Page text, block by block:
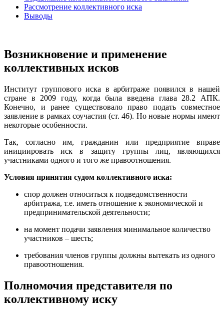
Рассмотрение коллективного иска
Выводы
Возникновение и применение
коллективных исков
Институт группового иска в арбитраже появился в нашей
стране в 2009 году, когда была введена глава 28.2 АПК.
Конечно, и ранее существовало право подать совместное
заявление в рамках соучастия (ст. 46). Но новые нормы имеют
некоторые особенности.
Так, согласно им, гражданин или предприятие вправе
инициировать иск в защиту группы лиц, являющихся
участниками одного и того же правоотношения.
Условия принятия судом коллективного иска:
спор должен относиться к подведомственности
арбитража, т.е. иметь отношение к экономической и
предпринимательской деятельности;
на момент подачи заявления минимальное количество
участников – шесть;
требования членов группы должны вытекать из одного
правоотношения.
Полномочия представителя по
коллективному иску